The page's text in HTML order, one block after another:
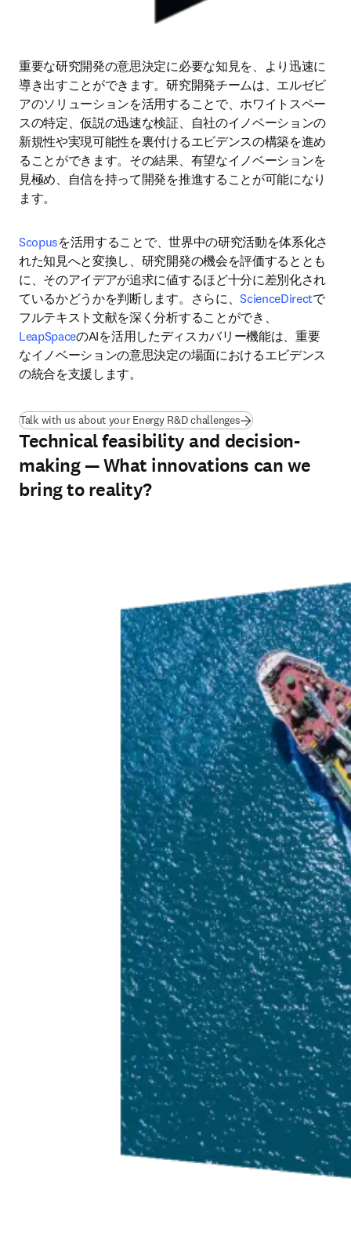
重要な研究開発の意思決定に必要な知見を、より迅速に
導き出すことができます。研究開発チームは、エルゼビ
アのソリューションを活用することで、ホワイトスペー
スの特定、仮説の迅速な検証、自社のイノベーションの
新規性や実現可能性を裏付けるエビデンスの構築を進め
ることができます。その結果、有望なイノベーションを
見極め、自信を持って開発を推進することが可能になり
ます。
Scopusを活用することで、世界中の研究活動を体系化さ
れた知見へと変換し、研究開発の機会を評価するととも
に、そのアイデアが追求に値するほど十分に差別化され
ているかどうかを判断します。さらに、ScienceDirectで
フルテキスト文献を深く分析することができ、
LeapSpaceのAIを活用したディスカバリー機能は、重要
なイノベーションの意思決定の場面におけるエビデンス
の統合を支援します。
Talk with us about your Energy R&D challenges
Technical feasibility and decision-
making — What innovations can we
bring to reality?